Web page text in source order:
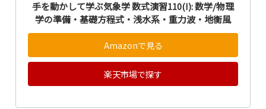
手を動かして学ぶ気象学 数式演習110(I): 数学/物理
学の準備・基礎方程式・浅水系・重力波・地衡風
Amazonで見る
楽天市場で探す